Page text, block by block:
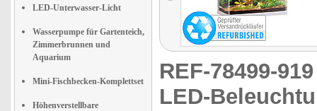
LED-Unterwasser-Licht
Wasserpumpe für Gartenteich,
Zimmerbrunnen und
Aquarium
Mini-Fischbecken-Komplettset
Höhenverstellbare
REF-78499-
LED-